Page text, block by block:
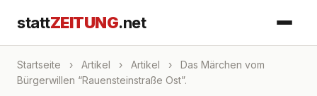
stattZEITUNG.net
Startseite › Artikel › Artikel ›
Das Märchen vom
Bürgerwillen “Rauensteinstraße Ost”.